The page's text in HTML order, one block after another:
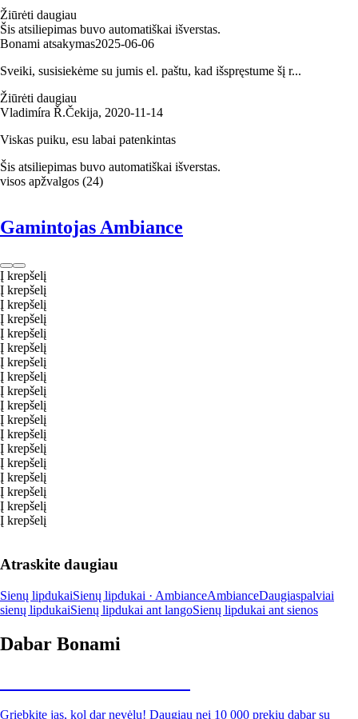
Žiūrėti daugiau
Šis atsiliepimas buvo automatiškai išverstas.
Bonami atsakymas2025‑06‑06
Sveiki, susisiekėme su jumis el. paštu, kad išspręstume šį r...
Žiūrėti daugiau
Vladimíra Ř.Čekija, 2020‑11‑14
Viskas puiku, esu labai patenkintas
Šis atsiliepimas buvo automatiškai išverstas.
visos apžvalgos (24)
Gamintojas Ambiance
Į krepšelį
Į krepšelį
Į krepšelį
Į krepšelį
Į krepšelį
Į krepšelį
Į krepšelį
Į krepšelį
Į krepšelį
Į krepšelį
Į krepšelį
Į krepšelį
Į krepšelį
Į krepšelį
Į krepšelį
Į krepšelį
Į krepšelį
Į krepšelį
Atraskite daugiau
Sienų lipdukaiSienų lipdukai · AmbianceAmbianceDaugiaspalviai
sienų lipdukaiSienų lipdukai ant langoSienų lipdukai ant sienos
Dabar Bonami
Griebkite jas, kol dar nevėlu! Daugiau nei 10 000 prekių dabar su